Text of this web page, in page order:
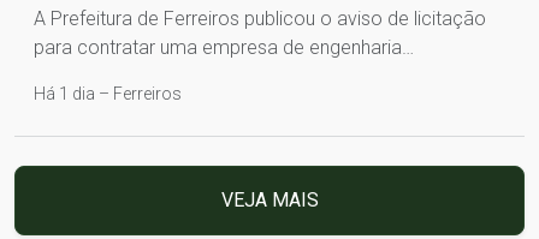
A Prefeitura de Ferreiros publicou o aviso de licitação
para contratar uma empresa de engenharia…
Há 1 dia – Ferreiros
VEJA MAIS